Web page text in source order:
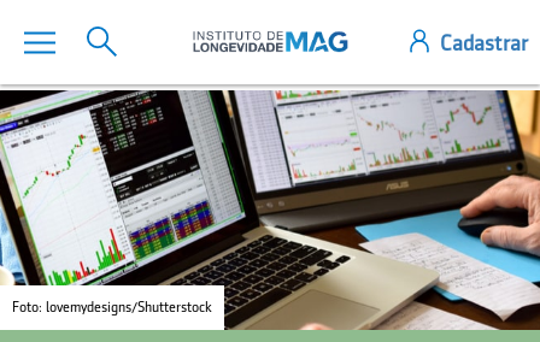
Foto: lovemydesigns/Shutterstock